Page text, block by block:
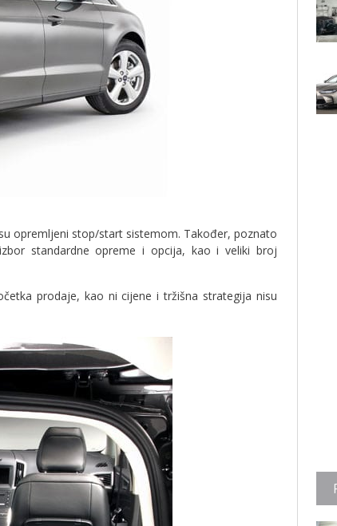
opremljeni stop/start sistemom. Također, poznato
standardne opreme i opcija, kao i veliki broj
prodaje, kao ni cijene i tržišna strategija nisu